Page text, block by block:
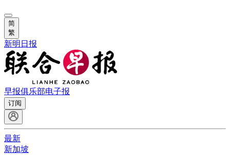
简
繁
新明日报
早报俱乐部电子报
订阅
最新
新加坡